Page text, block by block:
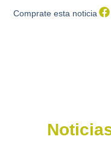
Comprate esta noticia